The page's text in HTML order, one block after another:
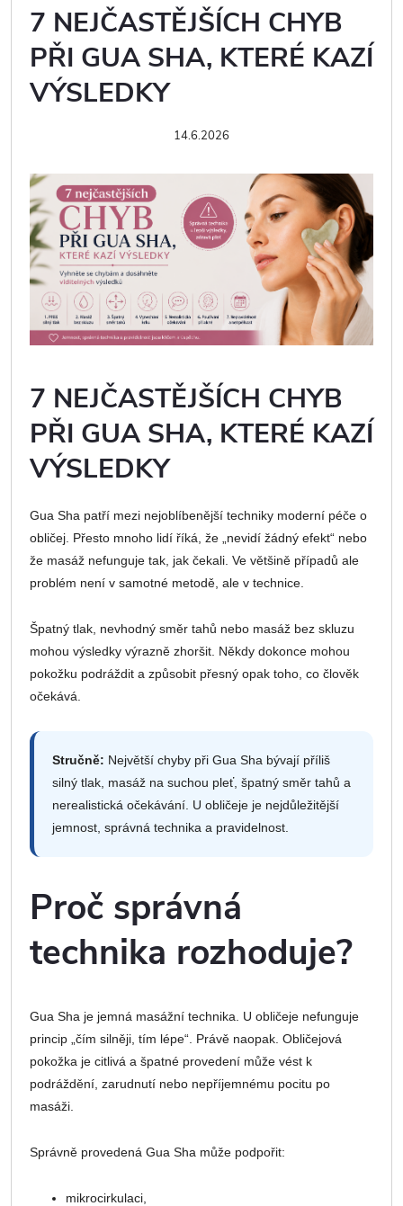
7 NEJČASTĚJŠÍCH CHYB
PŘI GUA SHA, KTERÉ KAZÍ
VÝSLEDKY
14.6.2026
7 NEJČASTĚJŠÍCH CHYB
PŘI GUA SHA, KTERÉ KAZÍ
VÝSLEDKY
Gua Sha patří mezi nejoblíbenější techniky moderní péče o
obličej. Přesto mnoho lidí říká, že „nevidí žádný efekt“ nebo
že masáž nefunguje tak, jak čekali. Ve většině případů ale
problém není v samotné metodě, ale v technice.
Špatný tlak, nevhodný směr tahů nebo masáž bez skluzu
mohou výsledky výrazně zhoršit. Někdy dokonce mohou
pokožku podráždit a způsobit přesný opak toho, co člověk
očekává.
Stručně: Největší chyby při Gua Sha bývají příliš
silný tlak, masáž na suchou pleť, špatný směr tahů a
nerealistická očekávání. U obličeje je nejdůležitější
jemnost, správná technika a pravidelnost.
Proč správná
technika rozhoduje?
Gua Sha je jemná masážní technika. U obličeje nefunguje
princip „čím silněji, tím lépe“. Právě naopak. Obličejová
pokožka je citlivá a špatné provedení může vést k
podráždění, zarudnutí nebo nepříjemnému pocitu po
masáži.
Správně provedená Gua Sha může podpořit:
mikrocirkulaci,